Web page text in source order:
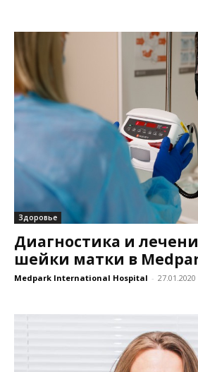
Здоровье
Диагностика и
шейки матки в
Medpark International Hospital - 27.01.2020